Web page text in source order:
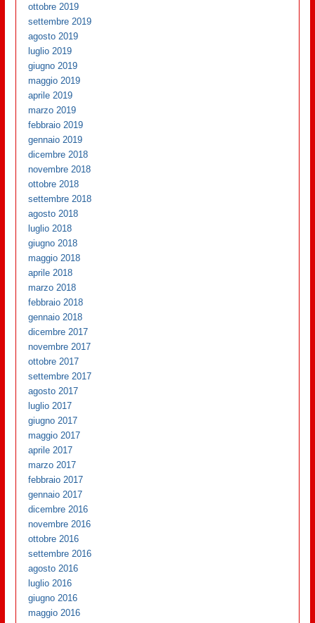
ottobre 2019
settembre 2019
agosto 2019
luglio 2019
giugno 2019
maggio 2019
aprile 2019
marzo 2019
febbraio 2019
gennaio 2019
dicembre 2018
novembre 2018
ottobre 2018
settembre 2018
agosto 2018
luglio 2018
giugno 2018
maggio 2018
aprile 2018
marzo 2018
febbraio 2018
gennaio 2018
dicembre 2017
novembre 2017
ottobre 2017
settembre 2017
agosto 2017
luglio 2017
giugno 2017
maggio 2017
aprile 2017
marzo 2017
febbraio 2017
gennaio 2017
dicembre 2016
novembre 2016
ottobre 2016
settembre 2016
agosto 2016
luglio 2016
giugno 2016
maggio 2016